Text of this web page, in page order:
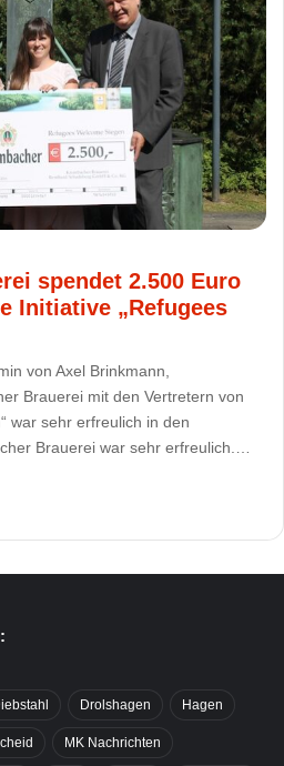
spendet 2.500 Euro
Initiative „Refugees
von Axel Brinkmann,
Brauerei mit den Vertretern von
war sehr erfreulich in den
Brauerei war sehr erfreulich.…
Drolshagen Hagen
MK Nachrichten